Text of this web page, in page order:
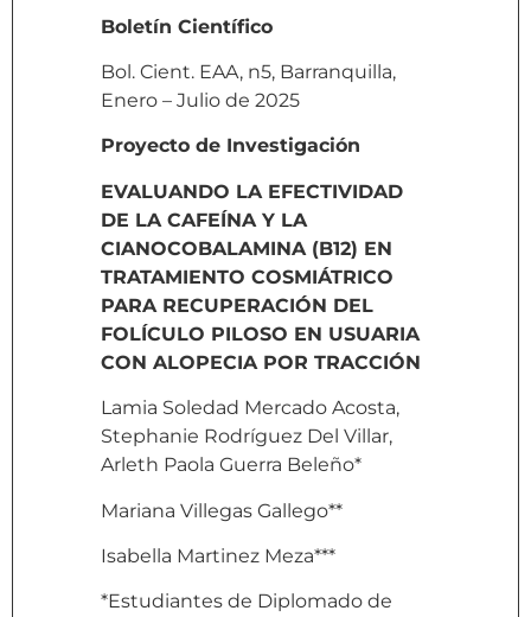
Boletín Científico
Bol. Cient. EAA, n5, Barranquilla,
Enero – Julio de 2025
Proyecto de Investigación
EVALUANDO LA EFECTIVIDAD
DE LA CAFEÍNA Y LA
CIANOCOBALAMINA (B12) EN
TRATAMIENTO COSMIÁTRICO
PARA RECUPERACIÓN DEL
FOLÍCULO PILOSO EN USUARIA
CON ALOPECIA POR TRACCIÓN
Lamia Soledad Mercado Acosta,
Stephanie Rodríguez Del Villar,
Arleth Paola Guerra Beleño*
Mariana Villegas Gallego**
Isabella Martinez Meza***
*Estudiantes de Diplomado de